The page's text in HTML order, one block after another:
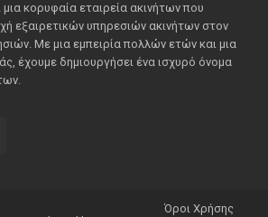
μια κορυφαία εταιρεία ακινήτων που
εξαιρετικών υπηρεσιών ακινήτων στον
Με μια εμπειρία πολλών ετών και μια
έχουμε δημιουργήσει ένα ισχυρό όνομα
Όροι Χρήσης